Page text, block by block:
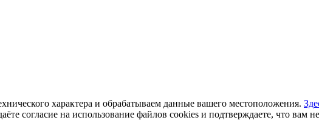
характера и обрабатываем данные вашего местоположения.
согласие на использование файлов cookies и подтверждаете, что вам